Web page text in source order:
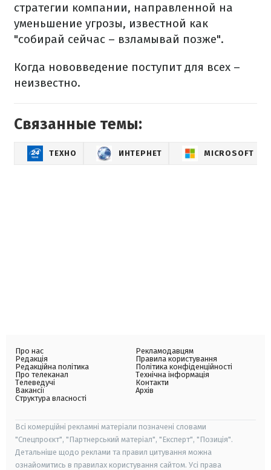
стратегии компании, направленной на
уменьшение угрозы, известной как
"собирай сейчас – взламывай позже".
Когда нововведение поступит для всех –
неизвестно.
Связанные темы:
ТЕХНО ИНТЕРНЕТ MICROSOFT
Про нас
Редакція
Редакційна політика
Про телеканал
Телеведучі
Вакансії
Структура власності
Рекламодавцям
Правила користування
Політика конфіденційності
Технічна інформація
Контакти
Архів
Всі комерційні рекламні матеріали позначені словами
"Спецпроєкт", "Партнерський матеріал", "Експерт", "Позиція".
Детальніше щодо реклами та правил цитування можна
ознайомитись в правилах користування сайтом. Усі права